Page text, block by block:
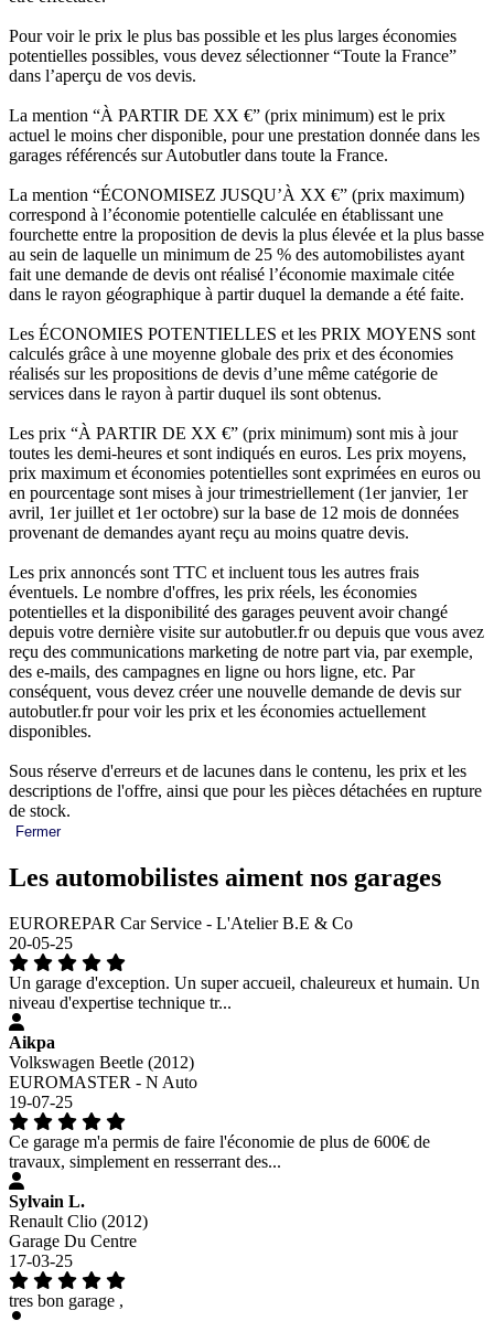
Pour voir le prix le plus bas possible et les plus larges économies
potentielles possibles, vous devez sélectionner “Toute la France”
dans l’aperçu de vos devis.
La mention “À PARTIR DE XX €” (prix minimum) est le prix
actuel le moins cher disponible, pour une prestation donnée dans les
garages référencés sur Autobutler dans toute la France.
La mention “ÉCONOMISEZ JUSQU’À XX €” (prix maximum)
correspond à l’économie potentielle calculée en établissant une
fourchette entre la proposition de devis la plus élevée et la plus basse
au sein de laquelle un minimum de 25 % des automobilistes ayant
fait une demande de devis ont réalisé l’économie maximale citée
dans le rayon géographique à partir duquel la demande a été faite.
Les ÉCONOMIES POTENTIELLES et les PRIX MOYENS sont
calculés grâce à une moyenne globale des prix et des économies
réalisés sur les propositions de devis d’une même catégorie de
services dans le rayon à partir duquel ils sont obtenus.
Les prix “À PARTIR DE XX €” (prix minimum) sont mis à jour
toutes les demi-heures et sont indiqués en euros. Les prix moyens,
prix maximum et économies potentielles sont exprimées en euros ou
en pourcentage sont mises à jour trimestriellement (1er janvier, 1er
avril, 1er juillet et 1er octobre) sur la base de 12 mois de données
provenant de demandes ayant reçu au moins quatre devis.
Les prix annoncés sont TTC et incluent tous les autres frais
éventuels. Le nombre d'offres, les prix réels, les économies
potentielles et la disponibilité des garages peuvent avoir changé
depuis votre dernière visite sur autobutler.fr ou depuis que vous avez
reçu des communications marketing de notre part via, par exemple,
des e-mails, des campagnes en ligne ou hors ligne, etc. Par
conséquent, vous devez créer une nouvelle demande de devis sur
autobutler.fr pour voir les prix et les économies actuellement
disponibles.
Sous réserve d'erreurs et de lacunes dans le contenu, les prix et les
descriptions de l'offre, ainsi que pour les pièces détachées en rupture
de stock.
Fermer
Les automobilistes aiment nos garages
EUROREPAR Car Service - L'Atelier B.E & Co
20-05-25
Un garage d'exception. Un super accueil, chaleureux et humain. Un
niveau d'expertise technique tr...
Aikpa
Volkswagen Beetle (2012)
EUROMASTER - N Auto
19-07-25
Ce garage m'a permis de faire l'économie de plus de 600€ de
travaux, simplement en resserrant des...
Sylvain L.
Renault Clio (2012)
Garage Du Centre
17-03-25
tres bon garage ,